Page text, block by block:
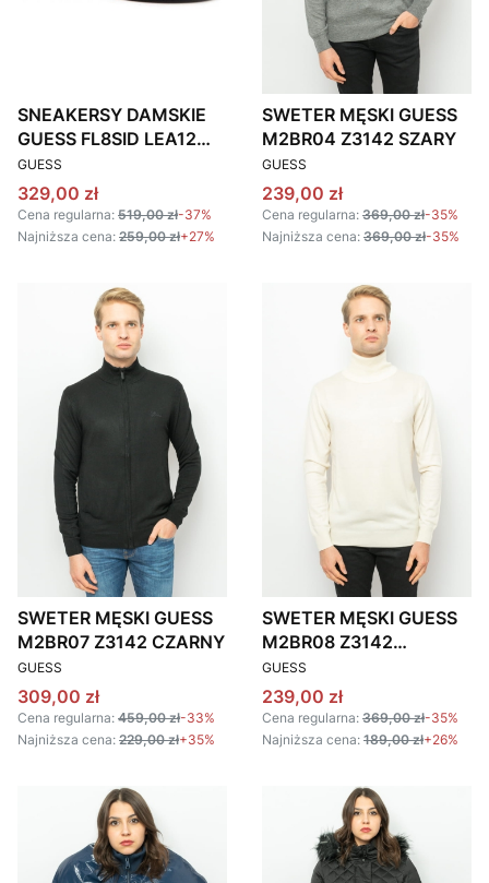
SNEAKERSY DAMSKIE
GUESS FL8SID LEA12
CZARNE
PRODUCENT
GUESS
Cena promocyjna
329,00 zł
Cena regularna: 519,00 zł-37%
Najniższa cena: 259,00 zł+27%
SWETER MĘSKI GUESS
M2BR04 Z3142 SZARY
PRODUCENT
GUESS
Cena promocyjna
239,00 zł
Cena regularna: 369,00 zł-35%
Najniższa cena: 369,00 zł-35%
SWETER MĘSKI GUESS
M2BR07 Z3142 CZARNY
PRODUCENT
GUESS
Cena promocyjna
309,00 zł
Cena regularna: 459,00 zł-33%
Najniższa cena: 229,00 zł+35%
SWETER MĘSKI GUESS
M2BR08 Z3142
KREMOWY
PRODUCENT
GUESS
Cena promocyjna
239,00 zł
Cena regularna: 369,00 zł-35%
Najniższa cena: 189,00 zł+26%